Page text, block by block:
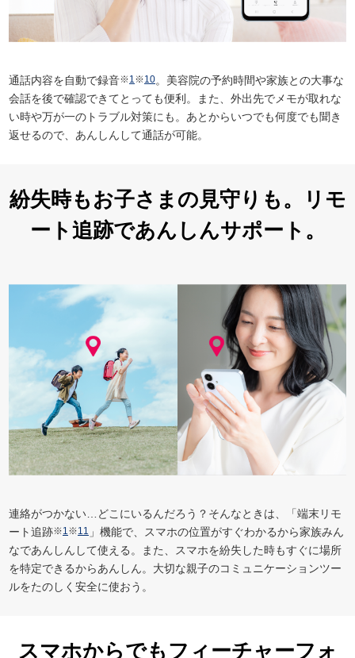
通話内容を自動で録音※1※10。美容院の予約時間や家族との大事な
会話を後で確認できてとっても便利。また、外出先でメモが取れな
い時や万が一のトラブル対策にも。あとからいつでも何度でも聞き
返せるので、あんしんして通話が可能。
紛失時もお子さまの見守りも。リモ
ート追跡であんしんサポート。
連絡がつかない…どこにいるんだろう？そんなときは、「端末リモ
ート追跡※1 ※11 」機能で、スマホの位置がすぐわかるから家族みん
なであんしんして使える。また、スマホを紛失した時もすぐに場所
を特定できるからあんしん。大切な親子のコミュニケーションツー
ルをたのしく安全に使おう。
スマホからでもフィーチャーフォ